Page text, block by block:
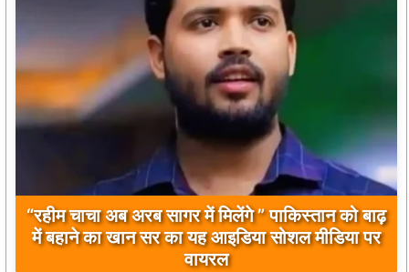
“रहीम चाचा अब अरब सागर में मिलेंगे ” पाकिस्तान को बाढ़
में बहाने का खान सर का यह आइडिया सोशल मीडिया पर
वायरल